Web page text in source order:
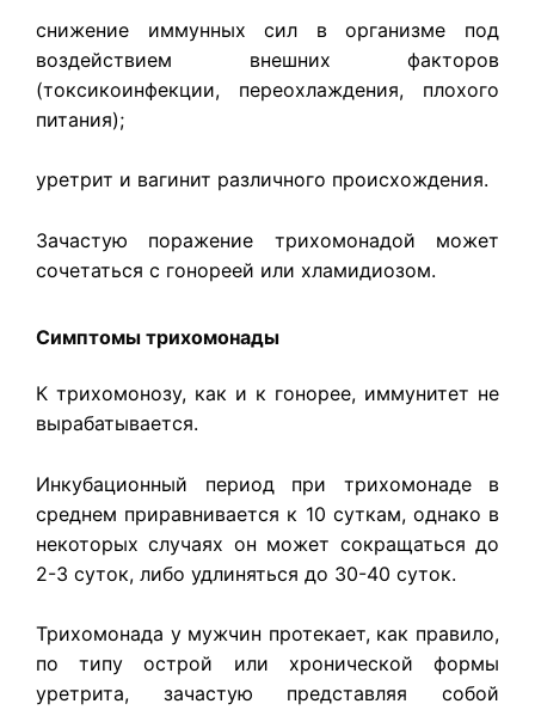
снижение иммунных сил в организме под
воздействием внешних факторов
(токсикоинфекции, переохлаждения, плохого
питания);
уретрит и вагинит различного происхождения.
Зачастую поражение трихомонадой может
сочетаться с гонореей или хламидиозом.
Симптомы трихомонады
К трихомонозу, как и к гонорее, иммунитет не
вырабатывается.
Инкубационный период при трихомонаде в
среднем приравнивается к 10 суткам, однако в
некоторых случаях он может сокращаться до
2-3 суток, либо удлиняться до 30-40 суток.
Трихомонада у мужчин протекает, как правило,
по типу острой или хронической формы
уретрита, зачастую представляя собой